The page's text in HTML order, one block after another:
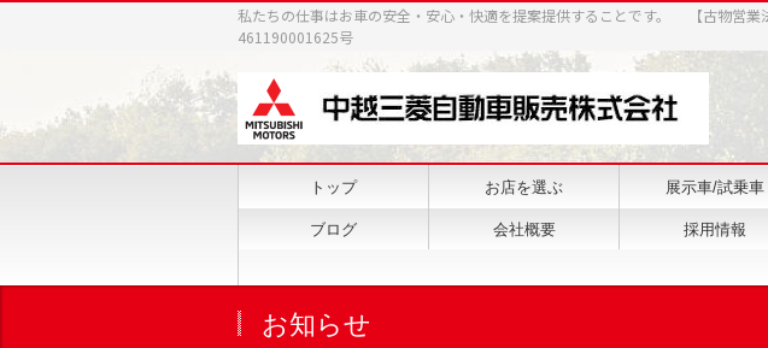
私たちの仕事はお車の安全・安心・快適を提案提供することです。 【古物営
461190001625号
トップ お店を選ぶ 展示車/試乗車
ブログ 会社概要 採用情報
お知らせ